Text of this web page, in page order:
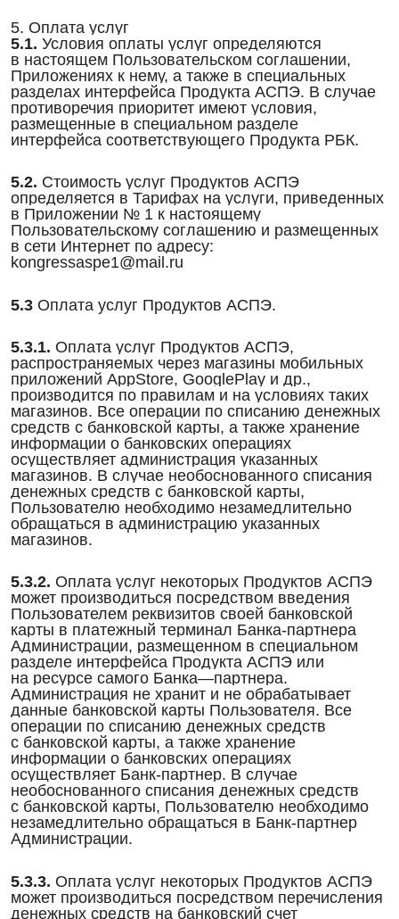
5. Оплата услуг
5.1. Условия оплаты услуг определяются
в настоящем Пользовательском соглашении,
Приложениях к нему, а также в специальных
разделах интерфейса Продукта АСПЭ. В случае
противоречия приоритет имеют условия,
размещенные в специальном разделе
интерфейса соответствующего Продукта РБК.
5.2. Стоимость услуг Продуктов АСПЭ
определяется в Тарифах на услуги, приведенных
в Приложении № 1 к настоящему
Пользовательскому соглашению и размещенных
в сети Интернет по адресу:
kongressaspe1@mail.ru
5.3 Оплата услуг Продуктов АСПЭ.
5.3.1. Оплата услуг Продуктов АСПЭ,
распространяемых через магазины мобильных
приложений AppStore, GooglePlay и др.,
производится по правилам и на условиях таких
магазинов. Все операции по списанию денежных
средств с банковской карты, а также хранение
информации о банковских операциях
осуществляет администрация указанных
магазинов. В случае необоснованного списания
денежных средств с банковской карты,
Пользователю необходимо незамедлительно
обращаться в администрацию указанных
магазинов.
5.3.2. Оплата услуг некоторых Продуктов АСПЭ
может производиться посредством введения
Пользователем реквизитов своей банковской
карты в платежный терминал Банка-партнера
Администрации, размещенном в специальном
разделе интерфейса Продукта АСПЭ или
на ресурсе самого Банка—партнера.
Администрация не хранит и не обрабатывает
данные банковской карты Пользователя. Все
операции по списанию денежных средств
с банковской карты, а также хранение
информации о банковских операциях
осуществляет Банк-партнер. В случае
необоснованного списания денежных средств
с банковской карты, Пользователю необходимо
незамедлительно обращаться в Банк-партнер
Администрации.
5.3.3. Оплата услуг некоторых Продуктов АСПЭ
может производиться посредством перечисления
денежных средств на банковский счет